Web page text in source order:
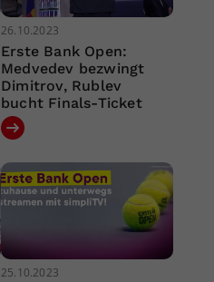
26.10.2023
Erste Bank Open:
Medvedev bezwingt
Dimitrov, Rublev
bucht Finals-Ticket
25.10.2023